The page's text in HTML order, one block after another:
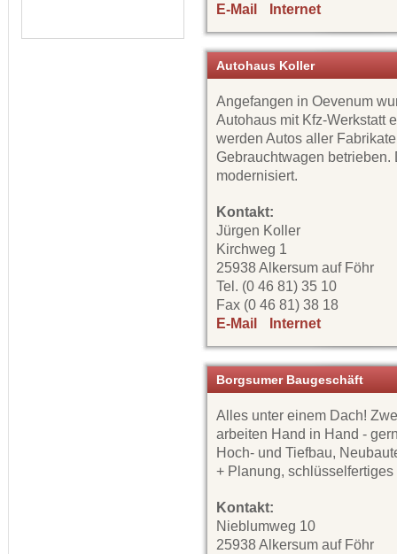
E-Mail
Internet
Autohaus Koller
Angefangen in Oevenum
Autohaus mit Kfz-Werkstatt
werden Autos aller
Gebrauchtwagen
modernisiert.
Kontakt:
Jürgen Koller
Kirchweg 1
25938 Alkersum auf Föhr
Tel. (0 46 81) 35 10
Fax (0 46 81) 38 18
E-Mail
Internet
Borgsumer Baugeschäft
Alles unter einem Dach!
arbeiten Hand in Hand -
Hoch- und Tiefbau,
+ Planung,
Kontakt:
Nieblumweg 10
25938 Alkersum auf Föhr